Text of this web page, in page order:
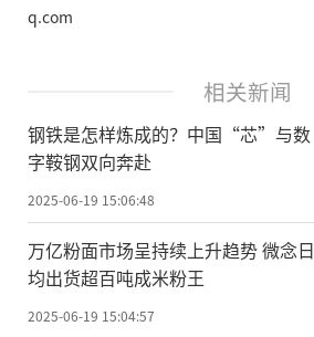
q.com
相关新闻
钢铁是怎样炼成的？中国“芯”与数
字鞍钢双向奔赴
2025-06-19 15:06:48
万亿粉面市场呈持续上升趋势 微念日
均出货超百吨成米粉王
2025-06-19 15:04:57